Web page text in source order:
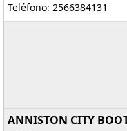
Teléfono: 2566384131
ANNISTON CITY